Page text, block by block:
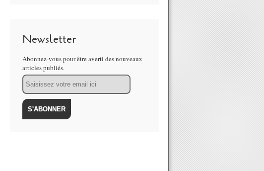
Newsletter
Abonnez-vous pour être averti des nouveaux
articles publiés.
Email